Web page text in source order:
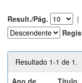
Result./Pág. |
Resultado 1-1 de 1.
Ano de
Título